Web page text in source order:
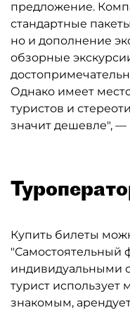
предложение.
стандартные
но и дополнение
обзорные
Однако имеет
туристов и
значит дешевле", —
Купить билеты
"Самостоятельный
индивидуальными
турист использует
знакомым,